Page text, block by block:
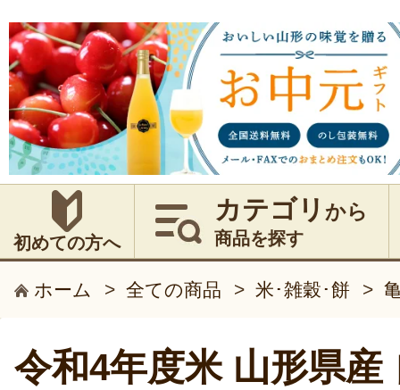
初めての方へ
カテゴリ から
商品を探す
ホーム > 全ての商品 > 米･雑穀･餅 >
令和4年度米 山形県産